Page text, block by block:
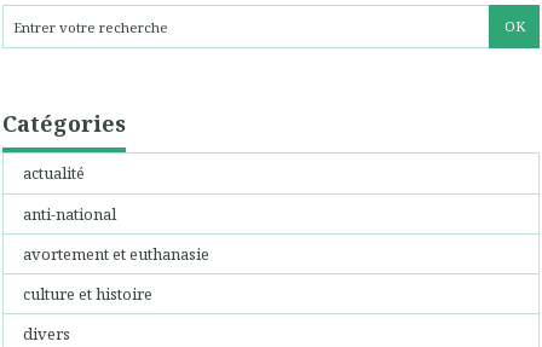
Catégories
actualité
anti-national
avortement et euthanasie
culture et histoire
divers